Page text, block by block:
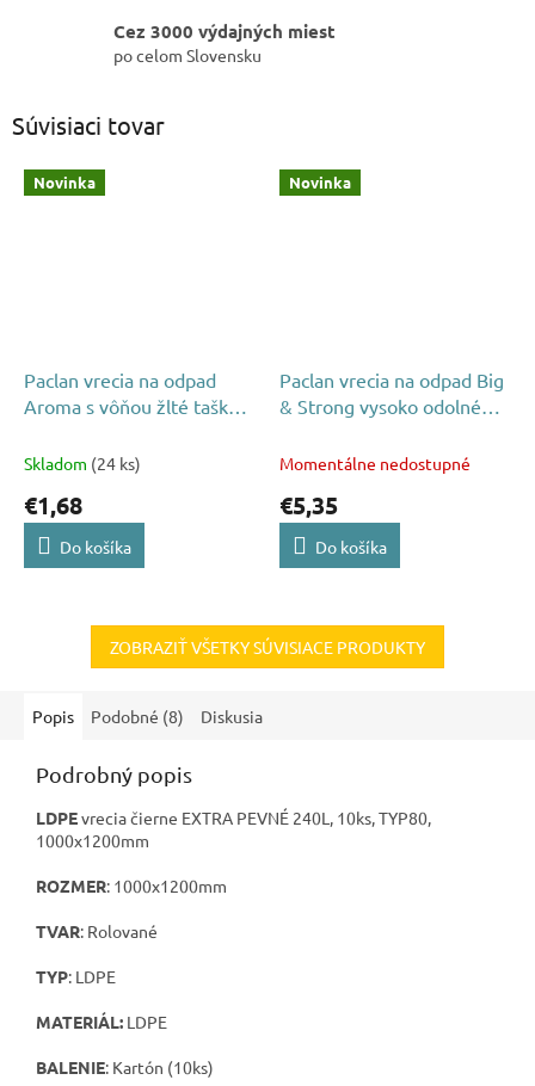
Cez 3000 výdajných miest
po celom Slovensku
Súvisiaci tovar
Novinka
Paclan vrecia na odpad
Aroma s vôňou žlté taška
Skladom (24 ks)
€1,68
Do košíka
Novinka
Paclan vrecia na odpad Big
& Strong vysoko odolné
Momentálne nedostupné
€5,35
Do košíka
ZOBRAZIŤ VŠETKY SÚVISIACE PRODUKTY
Popis Podobné (8) Diskusia
Podrobný popis
LDPEvrecia čierne EXTRA PEVNÉ 240L, 10ks, TYP80,
1000x1200mm
ROZMER: 1000x1200mm
TVAR: Rolované
TYP: LDPE
MATERIÁL: LDPE
BALENIE: Kartón (10ks)